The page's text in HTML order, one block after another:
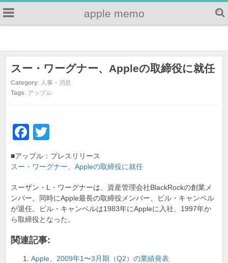
apple memo
スー・ワーグナー、Appleの取締役に就任
Category: 人事・消息
Tags: アップル
F
a
c
e
b
o
k
wi
tt
er
■アップル：プレスリリース
スー・ワーグナー、Appleの取締役に就任
スーザン・L・ワーグナーは、資産管理会社BlackRockの創業メ
ンバー。同時にApple最長の取締役メンバー、ビル・キャンベル
が退任。ビル・キャンベルは1983年にAppleに入社、1997年か
ら取締役となった。
関連記事:
Apple、2009年1〜3月期（Q2）の業績発表